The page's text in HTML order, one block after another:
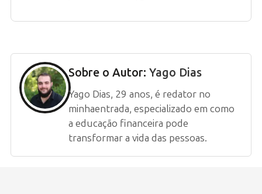
Sobre o Autor: Yago Dias
Yago Dias, 29 anos, é redator no
minhaentrada, especializado em como
a educação financeira pode
transformar a vida das pessoas.